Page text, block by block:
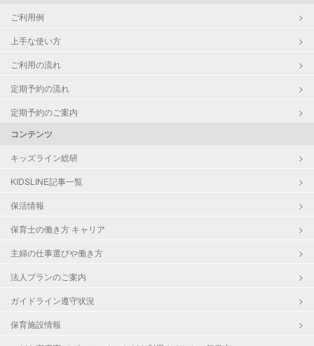
ご利用例
上手な使い方
ご利用の流れ
定期予約の流れ
定期予約のご案内
コンテンツ
キッズライン総研
KIDSLINE記事一覧
保活情報
保育士の働き方 キャリア
主婦の仕事選びや働き方
法人プランのご案内
ガイドライン遵守状況
保育施設情報